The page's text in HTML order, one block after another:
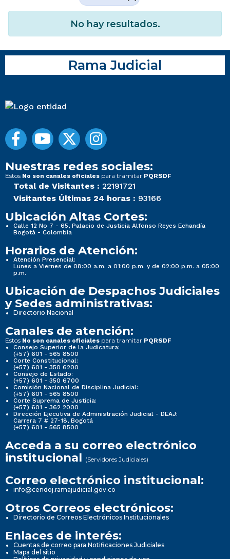
No hay resultados.
Rama Judicial
Nuestras redes sociales:
Estos No son canales oficiales para tramitar PQRSDF
Total de Visitantes : 22191721
Visitantes Últimas 24 horas : 93166
Ubicación Altas Cortes:
Calle 12 No 7 - 65, Palacio de Justicia Alfonso Reyes Echandía
Bogotá - Colombia
Horarios de Atención:
Atención Presencial:
Lunes a Viernes de 08:00 a.m. a 01:00 p.m. y de 02:00 p.m. a 05:00
p.m.
Ubicación de Despachos Judiciales
y Sedes administrativas:
Directorio Nacional
Canales de atención:
Estos No son canales oficiales para tramitar PQRSDF
Consejo Superior de la Judicatura:
(+57) 601 - 565 8500
Corte Constitucional:
(+57) 601 - 350 6200
Consejo de Estado:
(+57) 601 - 350 6700
Comisión Nacional de Disciplina Judicial:
(+57) 601 - 565 8500
Corte Suprema de Justicia:
(+57) 601 - 362 2000
Dirección Ejecutiva de Administración Judicial - DEAJ:
Carrera 7 # 27-18, Bogotá
(+57) 601 - 565 8500
Acceda a su correo electrónico
institucional (Servidores Judiciales)
Correo electrónico institucional:
info@cendoj.ramajudicial.gov.co
Otros Correos electrónicos:
Directorio de Correos Electrónicos Institucionales
Enlaces de interés:
Cuentas de correo para Notificaciones Judiciales
Mapa del sitio